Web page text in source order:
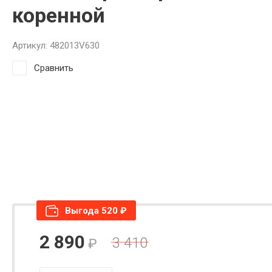
коренной
Артикул: 482013V630
Сравнить
Выгода 520 ₽
3 410
2 890 ₽